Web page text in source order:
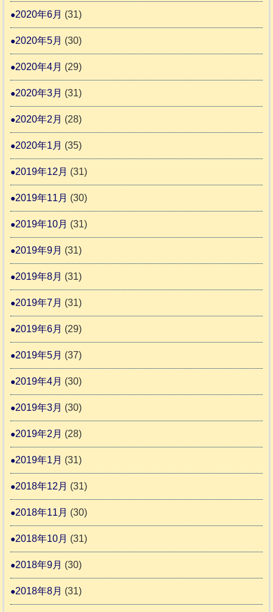
2020年6月 (31)
2020年5月 (30)
2020年4月 (29)
2020年3月 (31)
2020年2月 (28)
2020年1月 (35)
2019年12月 (31)
2019年11月 (30)
2019年10月 (31)
2019年9月 (31)
2019年8月 (31)
2019年7月 (31)
2019年6月 (29)
2019年5月 (37)
2019年4月 (30)
2019年3月 (30)
2019年2月 (28)
2019年1月 (31)
2018年12月 (31)
2018年11月 (30)
2018年10月 (31)
2018年9月 (30)
2018年8月 (31)